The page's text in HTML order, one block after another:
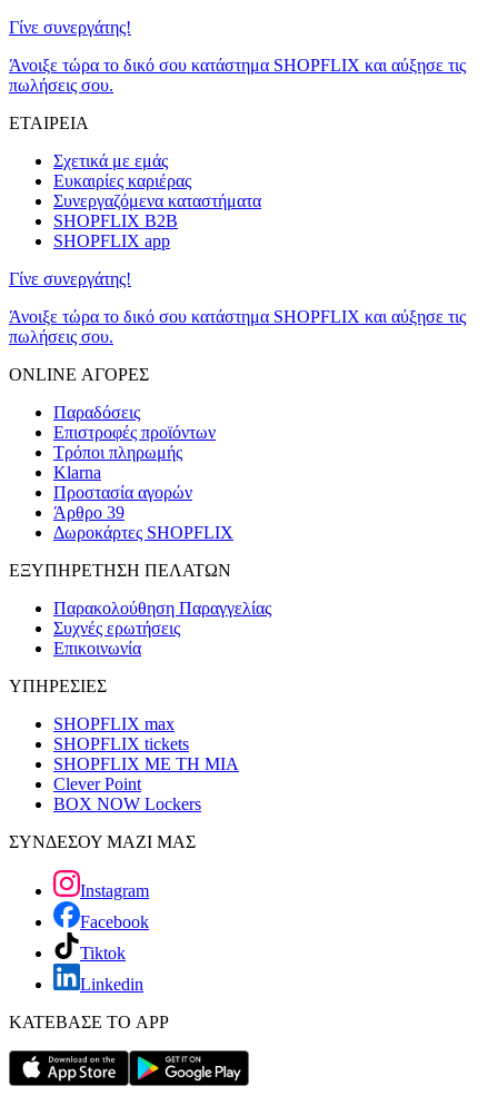
Γίνε συνεργάτης!
Άνοιξε τώρα το δικό σου κατάστημα SHOPFLIX και αύξησε τις
πωλήσεις σου.
ΕΤΑΙΡΕΙΑ
Σχετικά με εμάς
Ευκαιρίες καριέρας
Συνεργαζόμενα καταστήματα
SHOPFLIX B2B
SHOPFLIX app
Γίνε συνεργάτης!
Άνοιξε τώρα το δικό σου κατάστημα SHOPFLIX και αύξησε τις
πωλήσεις σου.
ONLINE ΑΓΟΡΕΣ
Παραδόσεις
Επιστροφές προϊόντων
Τρόποι πληρωμής
Klarna
Προστασία αγορών
Άρθρο 39
Δωροκάρτες SHOPFLIX
ΕΞΥΠΗΡΕΤΗΣΗ ΠΕΛΑΤΩΝ
Παρακολούθηση Παραγγελίας
Συχνές ερωτήσεις
Επικοινωνία
ΥΠΗΡΕΣΙΕΣ
SHOPFLIX max
SHOPFLIX tickets
SHOPFLIX ΜΕ ΤΗ ΜΙΑ
Clever Point
BOX NOW Lockers
ΣΥΝΔΕΣΟΥ ΜΑΖΙ ΜΑΣ
Instagram
Facebook
Tiktok
Linkedin
ΚΑΤΕΒΑΣΕ ΤΟ APP